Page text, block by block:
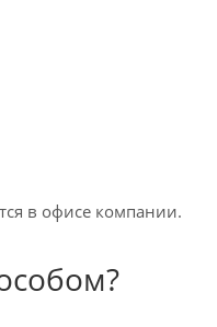
в офисе компании.